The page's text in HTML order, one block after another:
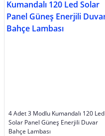
4 Adet 3 Modlu Kumandalı 120 Led
Solar Panel Güneş Enerjili Duvar
Bahçe Lambası